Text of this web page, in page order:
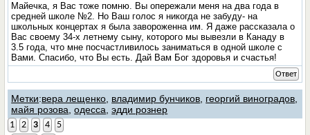
Майечка, я Вас тоже помню. Вы опережали меня на два года в
средней школе №2. Но Ваш голос я никогда не забуду- на
школьных концертах я была завороженна им. Я даже рассказала о
Вас своему 34-х летнему сыну, которого мы вывезли в Канаду в
3.5 года, что мне посчастливилось заниматься в одной школе с
Вами. Спасибо, что Вы есть. Дай Вам Бог здоровья и счастья!
Ответ
Метки:вера лещенко владимир бунчиков георгий виноградов
майя розова ,одесса ,эдди рознер
1 2 3 4 5